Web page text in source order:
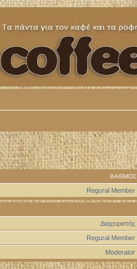
ΒΑΘΜΌΣ
Regural Member
Διαχειριστής
Regural Member
Moderator